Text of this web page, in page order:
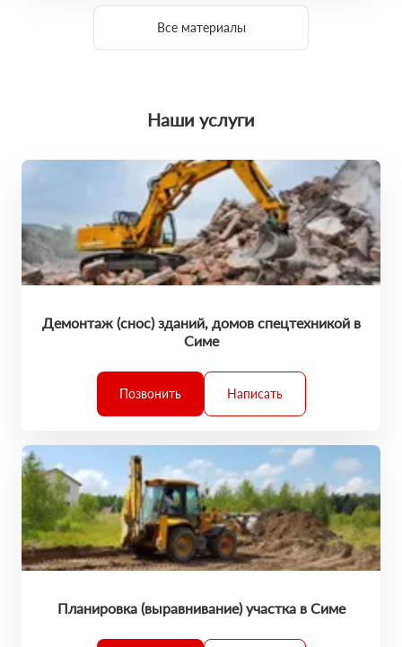
Все материалы
Наши услуги
Демонтаж (снос) зданий, домов спецтехникой в
Симе
Позвонить Написать
Планировка (выравнивание) участка в Симе